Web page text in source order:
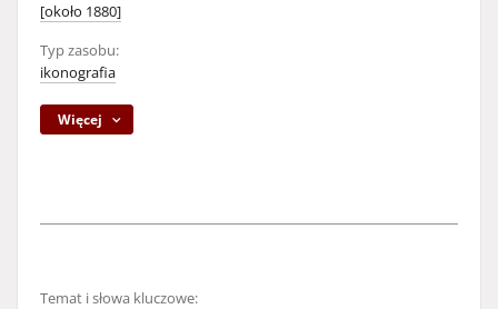
[około 1880]
Typ zasobu:
ikonografia
Więcej
Temat i słowa kluczowe: